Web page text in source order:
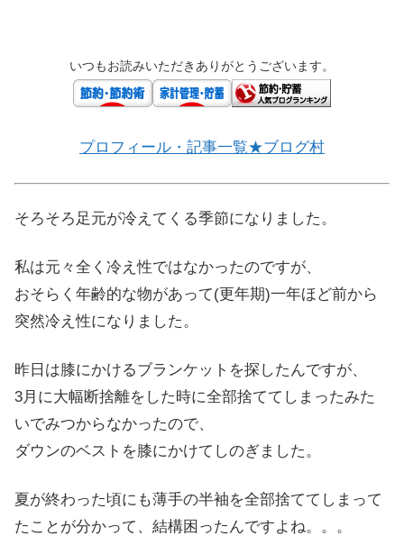
いつもお読みいただきありがとうございます。
プロフィール・記事一覧★ブログ村
そろそろ足元が冷えてくる季節になりました。
私は元々全く冷え性ではなかったのですが、
おそらく年齢的な物があって(更年期)一年ほど前から
突然冷え性になりました。
昨日は膝にかけるブランケットを探したんですが、
3月に大幅断捨離をした時に全部捨ててしまったみた
いでみつからなかったので、
ダウンのベストを膝にかけてしのぎました。
夏が終わった頃にも薄手の半袖を全部捨ててしまって
たことが分かって、結構困ったんですよね。。。